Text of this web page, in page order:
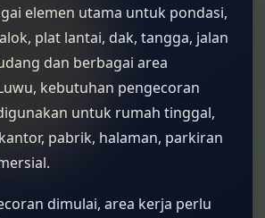
elemen utama untuk pondasi,
plat lantai, dak, tangga, jalan
dan berbagai area
kebutuhan pengecoran
untuk rumah tinggal,
pabrik, halaman, parkiran
dimulai, area kerja perlu